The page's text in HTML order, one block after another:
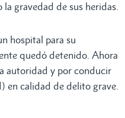
gravedad de sus heridas.
hospital para su
quedó detenido. Ahora
autoridad y por conducir
en calidad de delito grave.